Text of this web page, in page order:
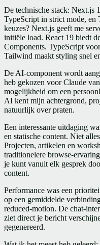
De technische stack: Next.js
TypeScript in strict mode, en
keuzes? Next.js geeft me
initiële load. React 19 biedt
Components. TypeScript
Tailwind maakt styling snel
De AI-component wordt
heb gekozen voor Claude
mogelijkheid om een
AI kent mijn achtergrond,
natuurlijk over praten.
Een interessante uitdaging
en statische content. Niet
Projecten, artikelen en
traditionelere browse-
je kunt vanuit elk gesprek
content.
Performance was een
op een gemiddelde
reduced-motion. De chat-
ziet direct je bericht
gegenereerd.